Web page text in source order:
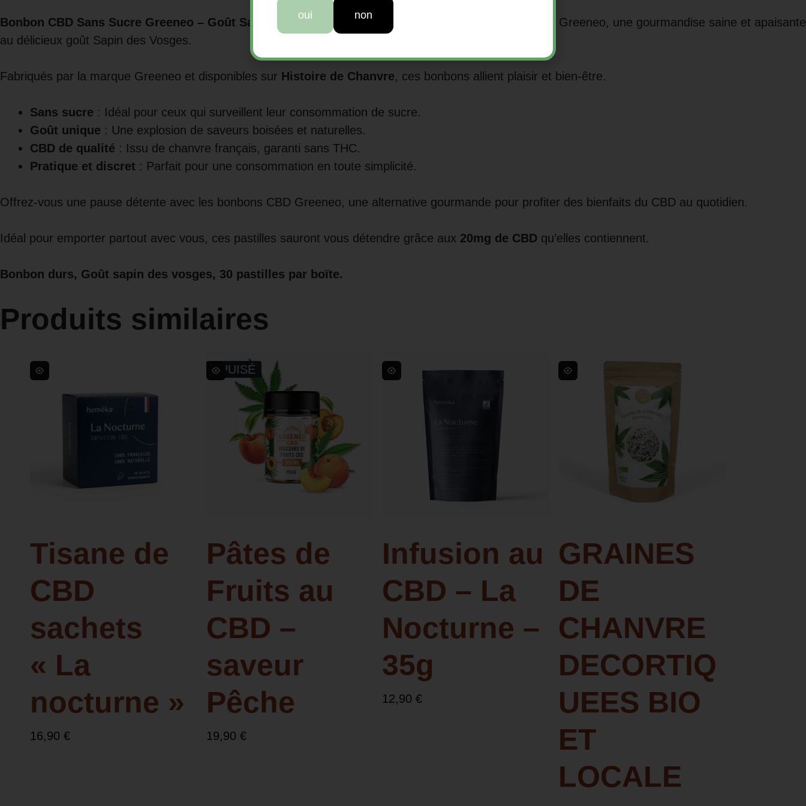
Bonbon CBD Sans Sucre Greeneo – Goût Sapin des Vosges
Découvrez les bonbons CBD sans sucre Greeneo, une gourmandise saine et apaisante
au délicieux goût Sapin des Vosges.
Fabriqués par la marque Greeneo et disponibles sur Histoire de Chanvre, ces bonbons allient plaisir et bien-être.
Sans sucre : Idéal pour ceux qui surveillent leur consommation de sucre.
Goût unique : Une explosion de saveurs boisées et naturelles.
CBD de qualité : Issu de chanvre français, garanti sans THC.
Pratique et discret : Parfait pour une consommation en toute simplicité.
Offrez-vous une pause détente avec les bonbons CBD Greeneo, une alternative gourmande pour profiter des bienfaits du CBD au quotidien.
Idéal pour emporter partout avec vous, ces pastilles sauront vous détendre grâce aux 20mg de CBD qu’elles contiennent.
Bonbon durs, Goût sapin des vosges, 30 pastilles par boïte.
Produits similaires
Tisane de
CBD
sachets
« La
nocturne »
16,90 €
ÉPUISÉ
Pâtes de
Fruits au
CBD –
saveur
Pêche
19,90 €
Infusion au
CBD – La
Nocturne –
35g
12,90€
GRAINES
DE
CHANVRE
DECORTIQ
UEES BIO
ET
LOCALE
oui non